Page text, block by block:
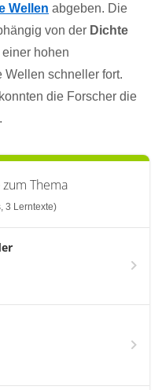
Wellen ​ abgeben. Die
von der Dichte
hohen
Wellen schneller fort.
die Forscher die
zum Thema
3 Lerntexte)